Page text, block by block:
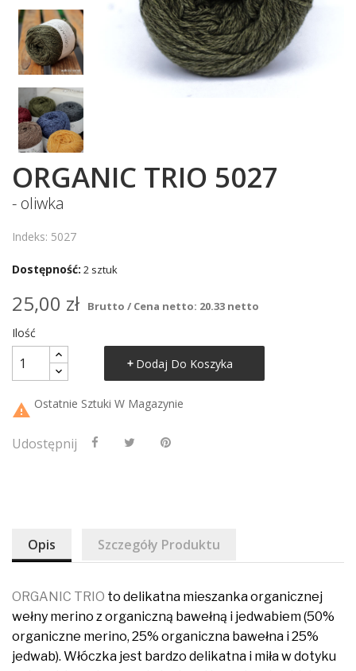
ORGANIC TRIO 5027
- oliwka
Indeks: 5027
Dostępność: 2 sztuk
25,00 zł Brutto / Cena netto: 20.33 netto
Ilość
Dodaj Do Koszyka
 Ostatnie Sztuki W Magazynie
Udostępnij
Opis Szczegóły Produktu
ORGANIC TRIO to delikatna mieszanka organicznej
wełny merino z organiczną bawełną i jedwabiem (50%
organiczne merino, 25% organiczna bawełna i 25%
jedwab). Włóczka jest bardzo delikatna i miła w dotyku